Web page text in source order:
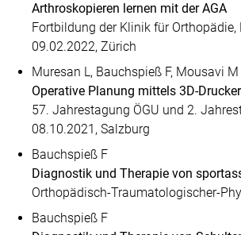
Arthroskopieren lernen mit der AGA
Fortbildung der Klinik für
09.02.2022, Zürich
Muresan L, Bauchspieß F, Mousavi M
Operative Planung mittels 3D-
57. Jahrestagung ÖGU und 2.
08.10.2021, Salzburg
Bauchspieß F
Diagnostik und Therapie von
Orthopädisch-Traumatologischer-
Bauchspieß F